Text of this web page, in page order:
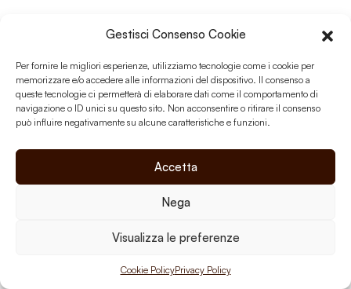
Gestisci Consenso Cookie
Per fornire le migliori esperienze, utilizziamo tecnologie come i cookie per
memorizzare e/o accedere alle informazioni del dispositivo. Il consenso a
queste tecnologie ci permetterà di elaborare dati come il comportamento di
navigazione o ID unici su questo sito. Non acconsentire o ritirare il consenso
può influire negativamente su alcune caratteristiche e funzioni.
Accetta
Nega
Visualizza le preferenze
Cookie PolicyPrivacy Policy